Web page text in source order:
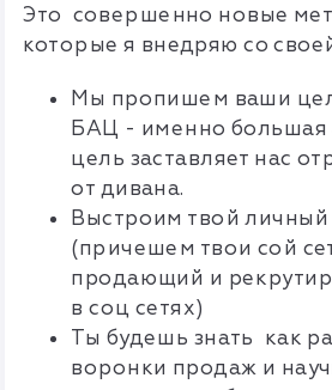
Это совершенно новые
которые я внедряю со
Мы пропишем ваши
БАЦ - именно большая
цель заставляет нас
от дивана.
Выстроим твой личный
(причешем твои сой
продающий и
в соц сетях)
Ты будешь знать как
воронки продаж и